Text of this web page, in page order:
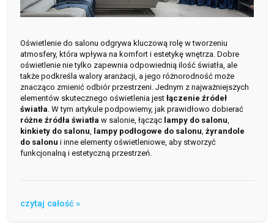
Oświetlenie do salonu odgrywa kluczową rolę w tworzeniu
atmosfery, która wpływa na komfort i estetykę wnętrza. Dobre
oświetlenie nie tylko zapewnia odpowiednią ilość światła, ale
także podkreśla walory aranżacji, a jego różnorodność może
znacząco zmienić odbiór przestrzeni. Jednym z najważniejszych
elementów skutecznego oświetlenia jest łączenie źródeł
światła. W tym artykule podpowiemy, jak prawidłowo dobierać
różne źródła światła w salonie, łącząc lampy do salonu,
kinkiety do salonu, lampy podłogowe do salonu, żyrandole
do salonu i inne elementy oświetleniowe, aby stworzyć
funkcjonalną i estetyczną przestrzeń.
czytaj całość »